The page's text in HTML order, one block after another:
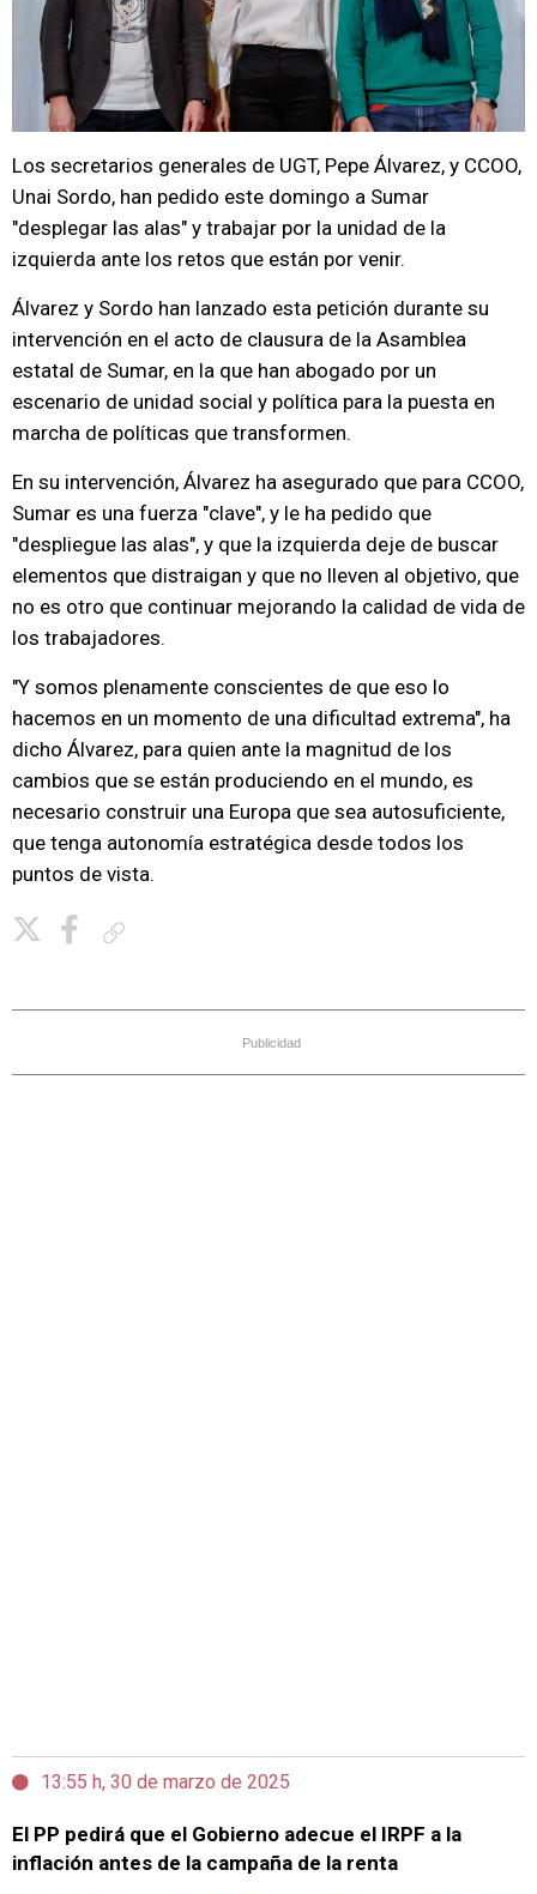
Los secretarios generales de UGT, Pepe Álvarez, y CCOO,
Unai Sordo, han pedido este domingo a Sumar
"desplegar las alas" y trabajar por la unidad de la
izquierda ante los retos que están por venir.
Álvarez y Sordo han lanzado esta petición durante su
intervención en el acto de clausura de la Asamblea
estatal de Sumar, en la que han abogado por un
escenario de unidad social y política para la puesta en
marcha de políticas que transformen.
En su intervención, Álvarez ha asegurado que para CCOO,
Sumar es una fuerza "clave", y le ha pedido que
"despliegue las alas", y que la izquierda deje de buscar
elementos que distraigan y que no lleven al objetivo, que
no es otro que continuar mejorando la calidad de vida de
los trabajadores.
"Y somos plenamente conscientes de que eso lo
hacemos en un momento de una dificultad extrema", ha
dicho Álvarez, para quien ante la magnitud de los
cambios que se están produciendo en el mundo, es
necesario construir una Europa que sea autosuficiente,
que tenga autonomía estratégica desde todos los
puntos de vista.
Publicidad
13:55 h, 30 de marzo de 2025
El PP pedirá que el Gobierno adecue el IRPF a la
inflación antes de la campaña de la renta